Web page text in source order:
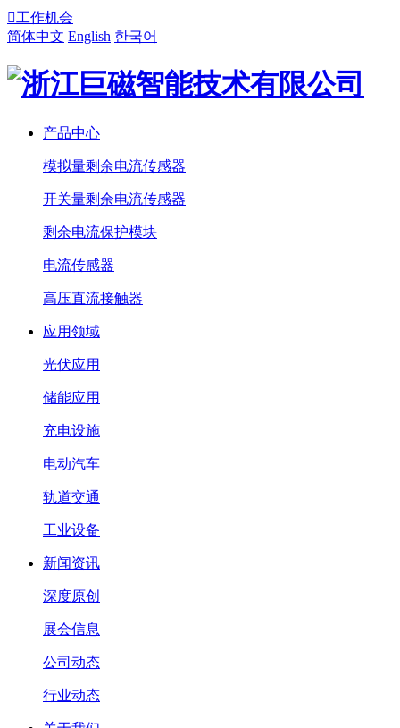
工作机会
简体中文 English 한국어
产品中心
模拟量剩余电流传感器
开关量剩余电流传感器
剩余电流保护模块
电流传感器
高压直流接触器
应用领域
光伏应用
储能应用
充电设施
电动汽车
轨道交通
工业设备
新闻资讯
深度原创
展会信息
公司动态
行业动态